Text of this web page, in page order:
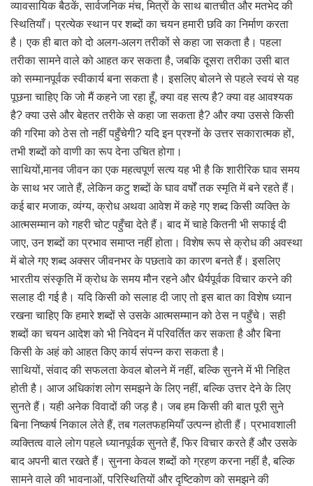
व्यावसायिक बैठकें, सार्वजनिक मंच, मित्रों के साथ बातचीत और मतभेद की
स्थितियाँ। प्रत्येक स्थान पर शब्दों का चयन हमारी छवि का निर्माण करता
है। एक ही बात को दो अलग-अलग तरीकों से कहा जा सकता है। पहला
तरीका सामने वाले को आहत कर सकता है, जबकि दूसरा तरीका उसी बात
को सम्मानपूर्वक स्वीकार्य बना सकता है। इसलिए बोलने से पहले स्वयं से यह
पूछना चाहिए कि जो मैं कहने जा रहा हूँ, क्या वह सत्य है? क्या वह आवश्यक
है? क्या उसे और बेहतर तरीके से कहा जा सकता है? और क्या उससे किसी
की गरिमा को ठेस तो नहीं पहुँचेगी? यदि इन प्रश्नों के उत्तर सकारात्मक हों,
तभी शब्दों को वाणी का रूप देना उचित होगा।
साथियों,मानव जीवन का एक महत्वपूर्ण सत्य यह भी है कि शारीरिक घाव समय
के साथ भर जाते हैं, लेकिन कटु शब्दों के घाव वर्षों तक स्मृति में बने रहते हैं।
कई बार मजाक, व्यंग्य, क्रोध अथवा आवेश में कहे गए शब्द किसी व्यक्ति के
आत्मसम्मान को गहरी चोट पहुँचा देते हैं। बाद में चाहे कितनी भी सफाई दी
जाए, उन शब्दों का प्रभाव समाप्त नहीं होता। विशेष रूप से क्रोध की अवस्था
में बोले गए शब्द अक्सर जीवनभर के पछतावे का कारण बनते हैं। इसलिए
भारतीय संस्कृति में क्रोध के समय मौन रहने और धैर्यपूर्वक विचार करने की
सलाह दी गई है। यदि किसी को सलाह दी जाए तो इस बात का विशेष ध्यान
रखना चाहिए कि हमारे शब्दों से उसके आत्मसम्मान को ठेस न पहुँचे। सही
शब्दों का चयन आदेश को भी निवेदन में परिवर्तित कर सकता है और बिना
किसी के अहं को आहत किए कार्य संपन्न करा सकता है।
साथियों, संवाद की सफलता केवल बोलने में नहीं, बल्कि सुनने में भी निहित
होती है। आज अधिकांश लोग समझने के लिए नहीं, बल्कि उत्तर देने के लिए
सुनते हैं। यही अनेक विवादों की जड़ है। जब हम किसी की बात पूरी सुने
बिना निष्कर्ष निकाल लेते हैं, तब गलतफहमियाँ उत्पन्न होती हैं। प्रभावशाली
व्यक्तित्व वाले लोग पहले ध्यानपूर्वक सुनते हैं, फिर विचार करते हैं और उसके
बाद अपनी बात रखते हैं। सुनना केवल शब्दों को ग्रहण करना नहीं है, बल्कि
सामने वाले की भावनाओं, परिस्थितियों और दृष्टिकोण को समझने की